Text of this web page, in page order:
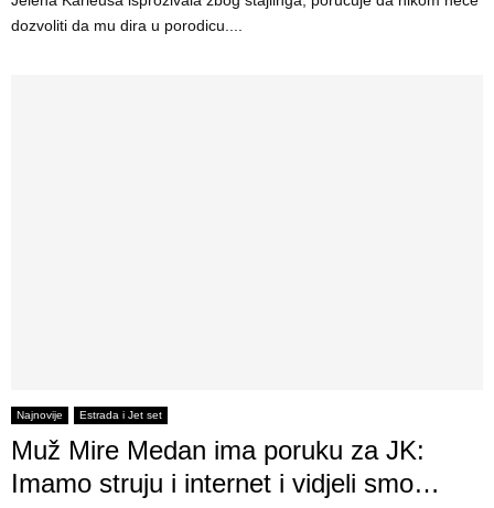
dozvoliti da mu dira u porodicu....
Najnovije Estrada i Jet set
Muž Mire Medan ima poruku za JK:
Imamo struju i internet i vidjeli smo…